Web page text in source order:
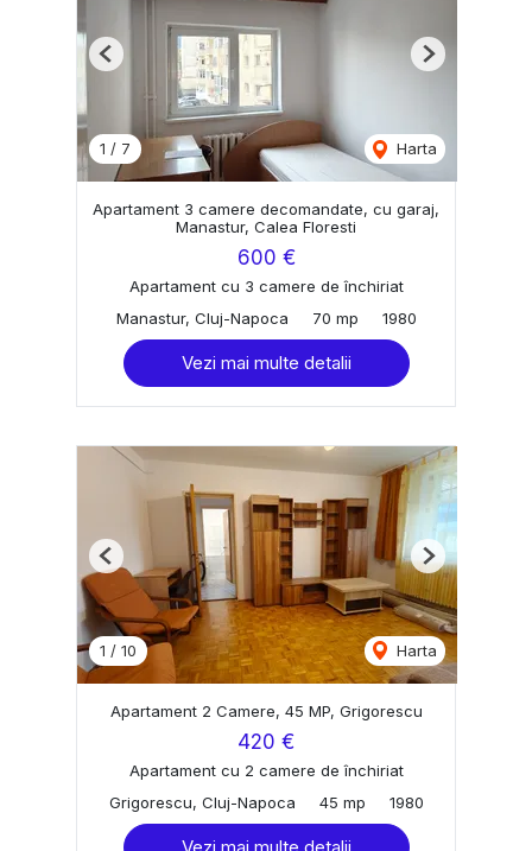
1 / 7 Harta
Previous Next
Apartament 3 camere decomandate, cu garaj,
Manastur, Calea Floresti
600 €
Apartament cu 3 camere de închiriat
Manastur, Cluj-Napoca
70 mp 1980
Vezi mai multe detalii
1 / 10 Harta
Previous Next
Apartament 2 Camere, 45 MP, Grigorescu
420 €
Apartament cu 2 camere de închiriat
Grigorescu, Cluj-Napoca
45 mp 1980
Vezi mai multe detalii